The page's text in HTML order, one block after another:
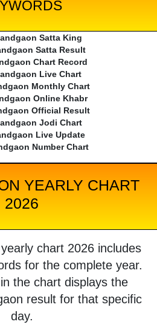
Satta King
Satta Result
Chart Record
Live Chart
Monthly Chart
Online Khabr
Official Result
Jodi Chart
Live Update
Number Chart
YEARLY CHART
2026
chart 2026 includes
for the complete year.
the chart displays the
result for that specific
day.